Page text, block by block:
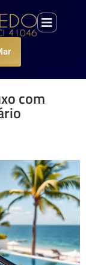
com